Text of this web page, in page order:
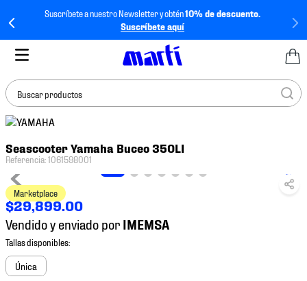
Suscríbete a nuestro Newsletter y obtén10% de descuento.
Suscríbete aquí
Buscar productos
Seascooter Yamaha Buceo 350LI
Referencia:1061598001
Marketplace
$29,899.00
Vendido y enviado por
Única
BUSCADOS
2.
tenis hombre
tenis
4.
tenis futbol
5.
jersey